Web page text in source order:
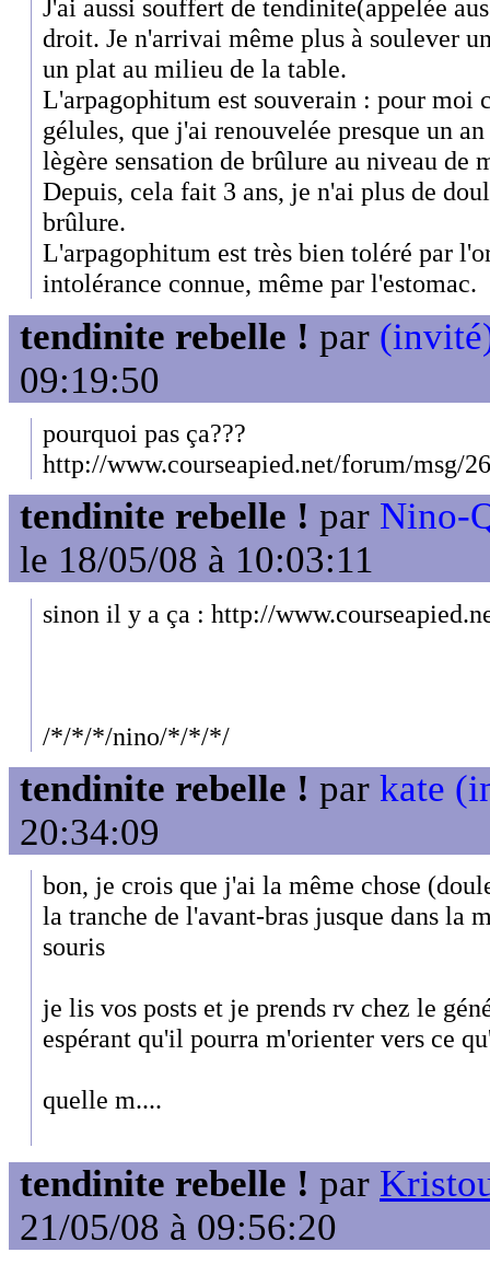
J'ai aussi souffert de tendinite(appelée
droit. Je n'arrivai même plus à soulever
un plat au milieu de la table.
L'arpagophitum est souverain : pour moi
gélules, que j'ai renouvelée presque un
lègère sensation de brûlure au niveau de
Depuis, cela fait 3 ans, je n'ai plus de
brûlure.
L'arpagophitum est très bien toléré par
intolérance connue, même par l'estomac.
tendinite rebelle ! par
09:19:50
pourquoi pas ça???
http://www.courseapied.net/forum/msg/
tendinite rebelle ! par Nino-
le 18/05/08 à 10:03:11
sinon il y a ça : http://
/*/*/*/nino/*/*/*/
tendinite rebelle ! par kate
20:34:09
bon, je crois que j'ai la même chose
la tranche de l'avant-bras jusque dans la
souris
je lis vos posts et je prends rv chez le
espérant qu'il pourra m'orienter vers ce
quelle m....
tendinite rebelle ! par
21/05/08 à 09:56:20